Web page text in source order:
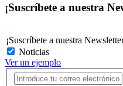
¡Suscríbete a nuestra
¡Suscríbete a nuestra
Noticias
Ver un ejemplo